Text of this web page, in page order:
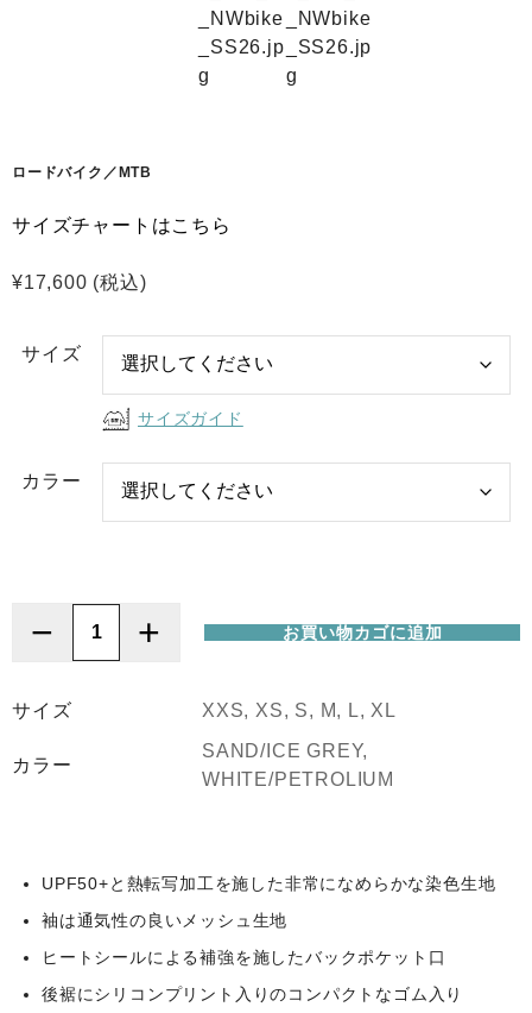
ロードバイク／MTB
サイズチャートはこちら
¥17,600 (税込)
サイズ
サイズガイド
カラー
−
Northwave
Evo
Jersey
[Short
+ お買い物カゴに追加
サイズ XXS, XS, S, M, L, XL
カラー
SAND/ICE GREY,
WHITE/PETROLIUM
UPF50+と熱転写加工を施した非常になめらかな染色生地
袖は通気性の良いメッシュ生地
ヒートシールによる補強を施したバックポケット口
後裾にシリコンプリント入りのコンパクトなゴム入り